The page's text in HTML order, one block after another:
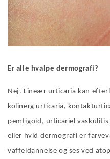
Er alle hvalpe dermografi?
Nej. Lineær urticaria kan
kolinerg urticaria,
pemfigoid, urticariel
eller hvid dermografi er
vaffeldannelse og ses ved